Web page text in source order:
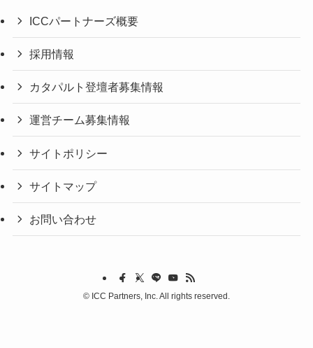
ICCパートナーズ概要
採用情報
カタパルト登壇者募集情報
運営チーム募集情報
サイトポリシー
サイトマップ
お問い合わせ
© ICC Partners, Inc. All rights reserved.